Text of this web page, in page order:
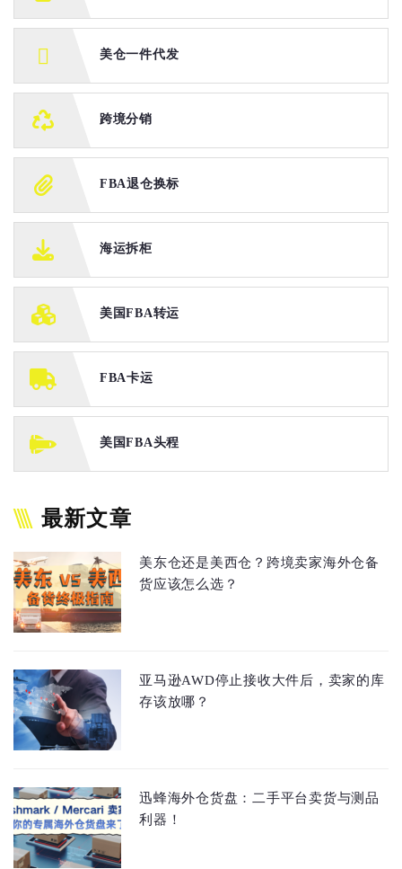
美仓一件代发
跨境分销
FBA退仓换标
海运拆柜
美国FBA转运
FBA卡运
美国FBA头程
最新文章
美东仓还是美西仓？跨境卖家海外仓备
货应该怎么选？
亚马逊AWD停止接收大件后，卖家的库
存该放哪？
迅蜂海外仓货盘：二手平台卖货与测品
利器！